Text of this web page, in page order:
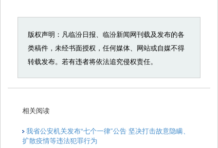
版权声明：凡临汾日报、临汾新闻网刊载及发布的各
类稿件，未经书面授权，任何媒体、网站或自媒不得
转载发布。若有违者将依法追究侵权责任。
相关阅读
我省公安机关发布“七个一律”公告 坚决打击故意隐瞒、
扩散疫情等违法犯罪行为